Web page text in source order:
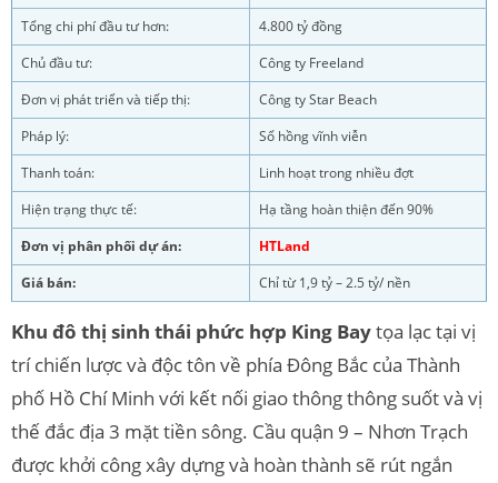
Tổng chi phí đầu tư hơn:
4.800 tỷ đồng
Chủ đầu tư:
Công ty Freeland
Đơn vị phát triển và tiếp thị:
Công ty Star Beach
Pháp lý:
Sổ hồng vĩnh viễn
Thanh toán:
Linh hoạt trong nhiều đợt
Hiện trạng thực tế:
Hạ tầng hoàn thiện đến 90%
Đơn vị phân phối dự án:
HTLand
Giá bán:
Chỉ từ 1,9 tỷ – 2.5 tỷ/ nền
Khu đô thị sinh thái phức hợp King Baytọa lạc tại vị
trí chiến lược và độc tôn về phía Đông Bắc của Thành
phố Hồ Chí Minh với kết nối giao thông thông suốt và vị
thế đắc địa 3 mặt tiền sông. Cầu quận 9 – Nhơn Trạch
được khởi công xây dựng và hoàn thành sẽ rút ngắn